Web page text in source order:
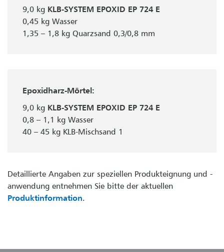
9,0 kg KLB-SYSTEM EPOXID EP 724 E
0,45 kg Wasser
1,35 – 1,8 kg Quarzsand 0,3/0,8 mm
Epoxidharz-Mörtel:
9,0 kg KLB-SYSTEM EPOXID EP 724 E
0,8 – 1,1 kg Wasser
40 – 45 kg KLB-Mischsand 1
Detaillierte Angaben zur speziellen Produkteignung und -
anwendung entnehmen Sie bitte der aktuellen
Produktinformation.